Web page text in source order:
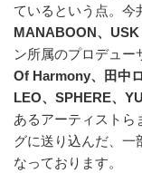
ているという点。今
MANABOON、
ン所属のプロデュー
Of Harmony、田中
LEO、SPHERE、
あるアーティストら
グに送り込んだ、一
なっております。